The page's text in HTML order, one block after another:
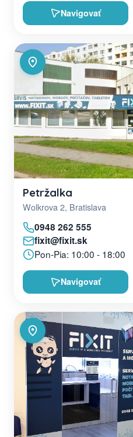
Navigovať
Petržalka
Wolkrova 2, Bratislava
0948 262 555
fixit@fixit.sk
Pon-Pia: 10:00 - 18:00
Navigovať